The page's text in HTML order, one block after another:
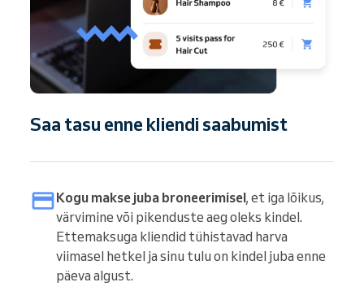
Saa tasu enne kliendi saabumist
Kogu makse juba broneerimisel, et iga lõikus,
värvimine või pikenduste aeg oleks kindel.
Ettemaksuga kliendid tühistavad harva
viimasel hetkel ja sinu tulu on kindel juba enne
päeva algust.